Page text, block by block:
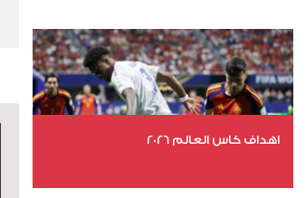
اهداف كاس العالم 2026